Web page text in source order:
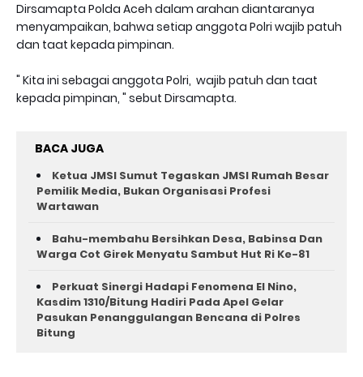
Dirsamapta Polda Aceh dalam arahan diantaranya
menyampaikan, bahwa setiap anggota Polri wajib patuh
dan taat kepada pimpinan.
" Kita ini sebagai anggota Polri, wajib patuh dan taat
kepada pimpinan, " sebut Dirsamapta.
BACA JUGA
Ketua JMSI Sumut Tegaskan JMSI Rumah Besar
Pemilik Media, Bukan Organisasi Profesi
Wartawan
Bahu-membahu Bersihkan Desa, Babinsa Dan
Warga Cot Girek Menyatu Sambut Hut Ri Ke-81 ‎
Perkuat Sinergi Hadapi Fenomena El Nino,
Kasdim 1310/Bitung Hadiri Pada Apel Gelar
Pasukan Penanggulangan Bencana di Polres
Bitung